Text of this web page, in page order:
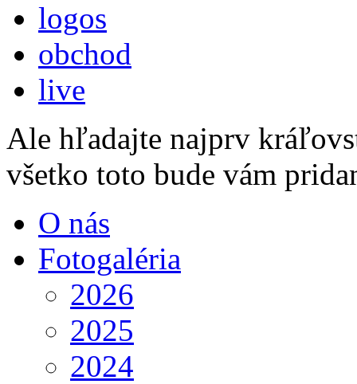
logos
obchod
live
Ale hľadajte najprv
všetko toto bude vám
O nás
Fotogaléria
2026
2025
2024